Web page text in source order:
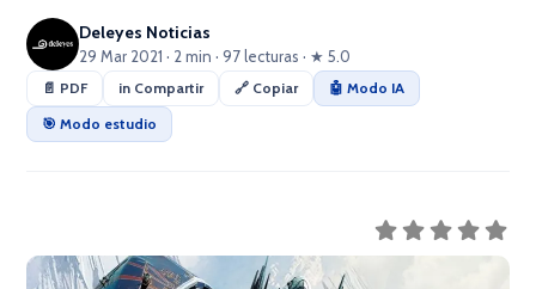
Deleyes Noticias
29 Mar 2021 · 2 min · 97 lecturas · ★ 5.0
📄 PDF in Compartir 🔗 Copiar
🤖 Modo IA
🎯 Modo estudio